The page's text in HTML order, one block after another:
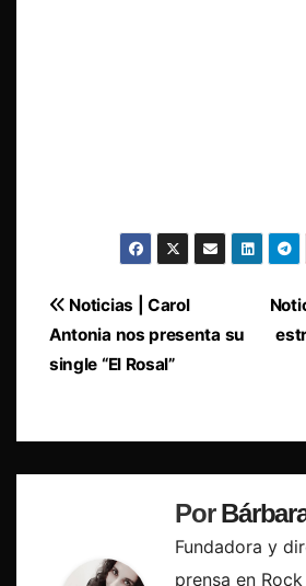
Navegación
de
Noticias | Carol
Antonia nos presenta su
single “El Rosal”
Por
Fundadora y
prensa en